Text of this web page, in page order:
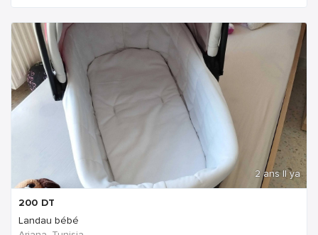
2 ans Il ya
200 DT
Landau bébé